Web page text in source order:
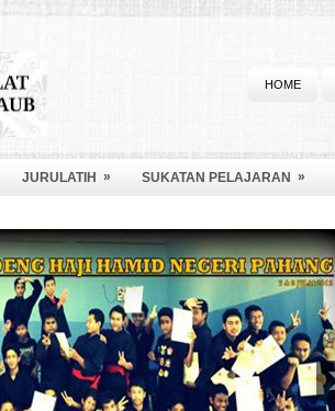
HOME
JURULATIH » SUKATAN PELAJARAN »